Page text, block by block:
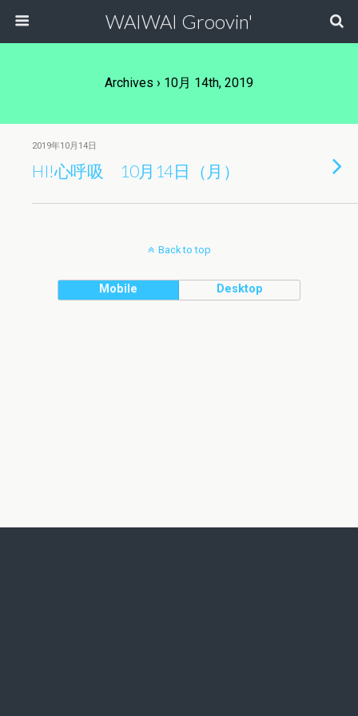
WAIWAI Groovin'
Archives › 10月 14th, 2019
2019年10月14日
HI!心呼吸 10月14日（月）
Back to top
Mobile Desktop